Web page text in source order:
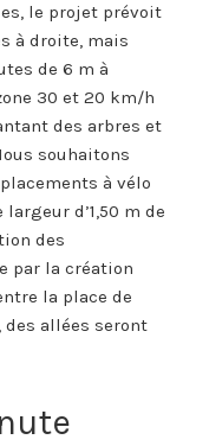
le projet prévoit
à droite, mais
de 6 m à
30 et 20 km/h
des arbres et
souhaitons
à vélo
d’1,50 m de
des
par la création
la place de
des allées seront